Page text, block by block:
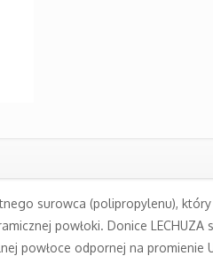
surowca (polipropylenu),
powłoki. Donice
powłoce odpornej na promienie